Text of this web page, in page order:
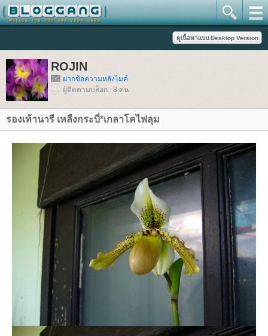
ROJIN
ฝากข้อความหลังไมค์
ผู้ติดตามบล็อก : 8 คน
รองเท้านารี เหลืงกระบี่*เกลาโคไฟลุม